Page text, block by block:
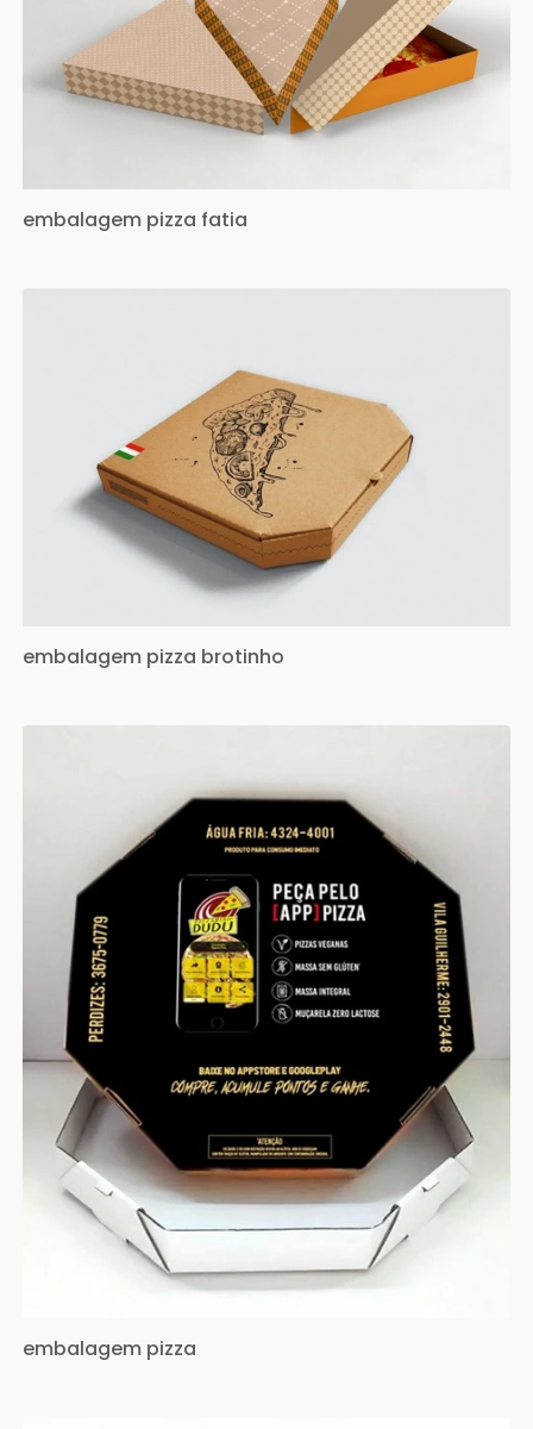
embalagem pizza fatia
embalagem pizza brotinho
embalagem pizza